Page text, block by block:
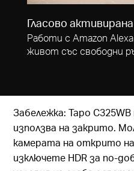
Гласово активирана
Работи с Amazon
живот със свободни
Забележка: Tapo
използва на закрито.
камерата на открито
изключете HDR за по-